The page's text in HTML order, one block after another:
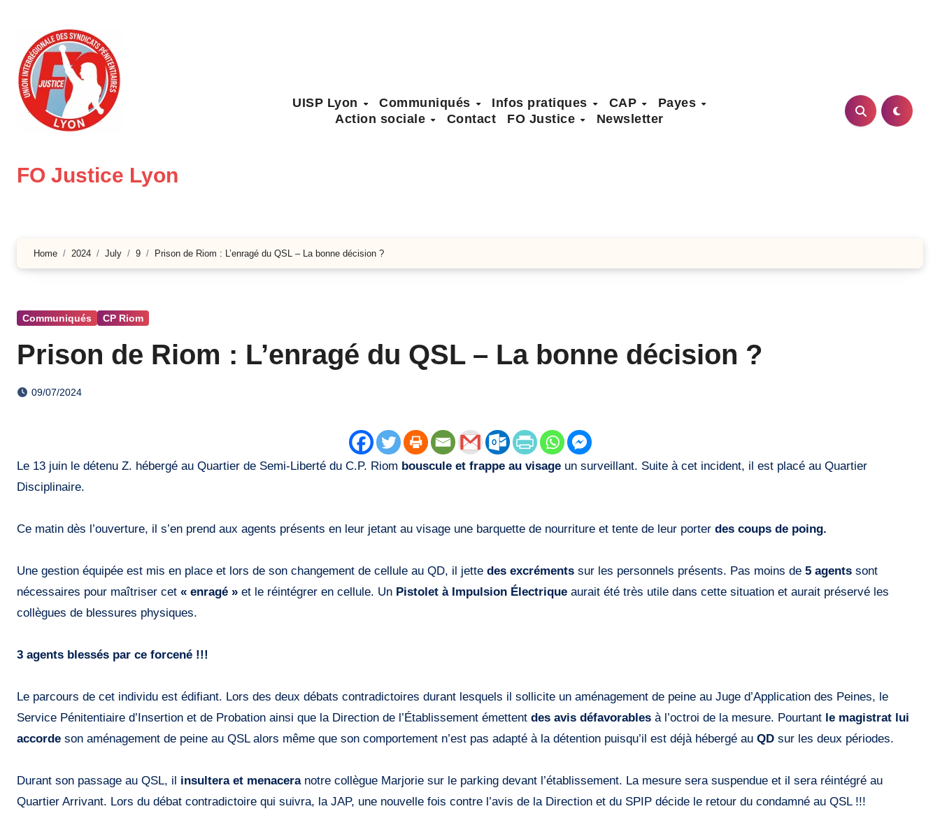
content
FO Justice Lyon
UISP Lyon Communiqués Infos pratiques CAP
Payes
Action sociale
Contact FO Justice Newsletter
Home 2024 July 9 Prison de Riom : L’enragé du QSL – La bonne décision ?
Communiqués CP Riom
Prison de Riom : L’enragé du QSL – La bonne décision ?
09/07/2024
Le 13 juin le détenu Z. hébergé au Quartier de Semi-Liberté du C.P. Riom bouscule et frappe au visage un surveillant. Suite à cet incident, il est placé au Quartier
Disciplinaire.
Ce matin dès l’ouverture, il s’en prend aux agents présents en leur jetant au visage une barquette de nourriture et tente de leur porter des coups de poing.
Une gestion équipée est mis en place et lors de son changement de cellule au QD, il jette des excréments sur les personnels présents. Pas moins de 5 agents sont
nécessaires pour maîtriser cet « enragé » et le réintégrer en cellule. Un Pistolet à Impulsion Électrique aurait été très utile dans cette situation et aurait préservé les
collègues de blessures physiques.
3 agents blessés par ce forcené !!!
Le parcours de cet individu est édifiant. Lors des deux débats contradictoires durant lesquels il sollicite un aménagement de peine au Juge d’Application des Peines, le
Service Pénitentiaire d’Insertion et de Probation ainsi que la Direction de l’Établissement émettent des avis défavorables à l’octroi de la mesure. Pourtant le magistrat lui
accorde son aménagement de peine au QSL alors même que son comportement n’est pas adapté à la détention puisqu’il est déjà hébergé au QD sur les deux périodes.
Durant son passage au QSL, il insultera et menaceranotre collègue Marjorie sur le parking devant l’établissement. La mesure sera suspendue et il sera réintégré au
Quartier Arrivant. Lors du débat contradictoire qui suivra, la JAP, une nouvelle fois contre l’avis de la Direction et du SPIP décide le retour du condamné au QSL !!!